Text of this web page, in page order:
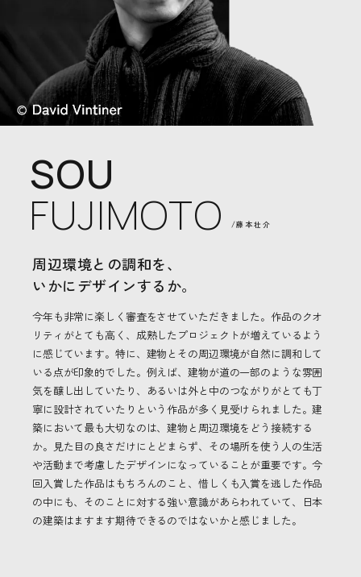
SOU
FUJIMOTO /藤本壮介
周辺環境との調和を、
いかにデザインするか。
今年も非常に楽しく審査をさせていただきました。作品のクオ
リティがとても高く、成熟したプロジェクトが増えているよう
に感じています。特に、建物とその周辺環境が自然に調和して
いる点が印象的でした。例えば、建物が道の一部のような雰囲
気を醸し出していたり、あるいは外と中のつながりがとても丁
寧に設計されていたりという作品が多く見受けられました。建
築において最も大切なのは、建物と周辺環境をどう接続する
か。見た目の良さだけにとどまらず、その場所を使う人の生活
や活動まで考慮したデザインになっていることが重要です。今
回入賞した作品はもちろんのこと、惜しくも入賞を逃した作品
の中にも、そのことに対する強い意識があらわれていて、日本
の建築はますます期待できるのではないかと感じました。